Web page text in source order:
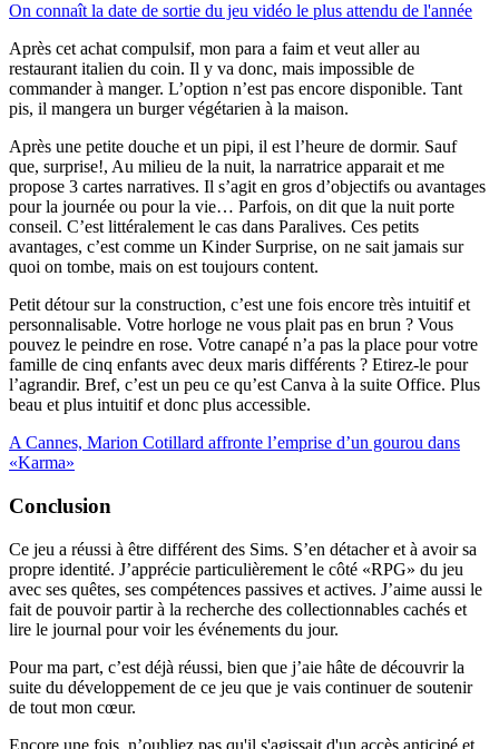
On connaît la date de sortie du jeu vidéo le plus attendu de l'année
Après cet achat compulsif, mon para a faim et veut aller au
restaurant italien du coin. Il y va donc, mais impossible de
commander à manger. L’option n’est pas encore disponible. Tant
pis, il mangera un burger végétarien à la maison.
Après une petite douche et un pipi, il est l’heure de dormir. Sauf
que, surprise!, Au milieu de la nuit, la narratrice apparait et me
propose 3 cartes narratives. Il s’agit en gros d’objectifs ou avantages
pour la journée ou pour la vie… Parfois, on dit que la nuit porte
conseil. C’est littéralement le cas dans Paralives. Ces petits
avantages, c’est comme un Kinder Surprise, on ne sait jamais sur
quoi on tombe, mais on est toujours content.
Petit détour sur la construction, c’est une fois encore très intuitif et
personnalisable. Votre horloge ne vous plait pas en brun ? Vous
pouvez le peindre en rose. Votre canapé n’a pas la place pour votre
famille de cinq enfants avec deux maris différents ? Etirez-le pour
l’agrandir. Bref, c’est un peu ce qu’est Canva à la suite Office. Plus
beau et plus intuitif et donc plus accessible.
A Cannes, Marion Cotillard affronte l’emprise d’un gourou dans
«Karma»
Conclusion
Ce jeu a réussi à être différent des Sims. S’en détacher et à avoir sa
propre identité. J’apprécie particulièrement le côté «RPG» du jeu
avec ses quêtes, ses compétences passives et actives. J’aime aussi le
fait de pouvoir partir à la recherche des collectionnables cachés et
lire le journal pour voir les événements du jour.
Pour ma part, c’est déjà réussi, bien que j’aie hâte de découvrir la
suite du développement de ce jeu que je vais continuer de soutenir
de tout mon cœur.
Encore une fois, n’oubliez pas qu'il s'agissait d'un accès anticipé et